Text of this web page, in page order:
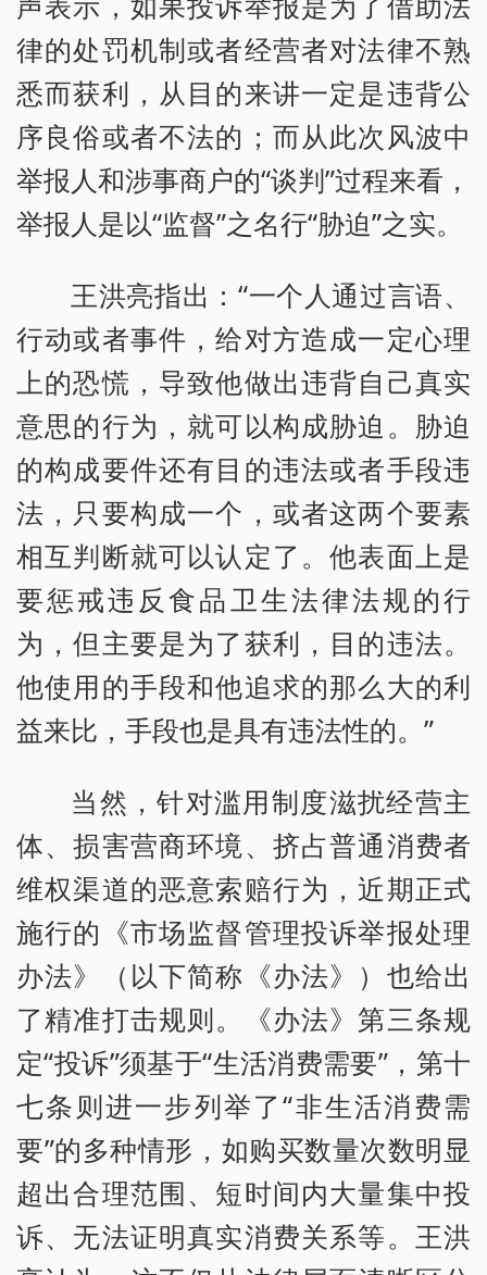
律的处罚机制或者经营者对法律不熟
悉而获利，从目的来讲一定是违背公
序良俗或者不法的；而从此次风波中
举报人和涉事商户的“谈判”过程来看，
举报人是以“监督”之名行“胁迫”之实。
王洪亮指出：“一个人通过言语、
行动或者事件，给对方造成一定心理
上的恐慌，导致他做出违背自己真实
意思的行为，就可以构成胁迫。胁迫
的构成要件还有目的违法或者手段违
法，只要构成一个，或者这两个要素
相互判断就可以认定了。他表面上是
要惩戒违反食品卫生法律法规的行
为，但主要是为了获利，目的违法。
他使用的手段和他追求的那么大的利
益来比，手段也是具有违法性的。”
当然，针对滥用制度滋扰经营主
体、损害营商环境、挤占普通消费者
维权渠道的恶意索赔行为，近期正式
施行的《市场监督管理投诉举报处理
办法》（以下简称《办法》）也给出
了精准打击规则。《办法》第三条规
定“投诉”须基于“生活消费需要”，第十
七条则进一步列举了“非生活消费需
要”的多种情形，如购买数量次数明显
超出合理范围、短时间内大量集中投
诉、无法证明真实消费关系等。王洪